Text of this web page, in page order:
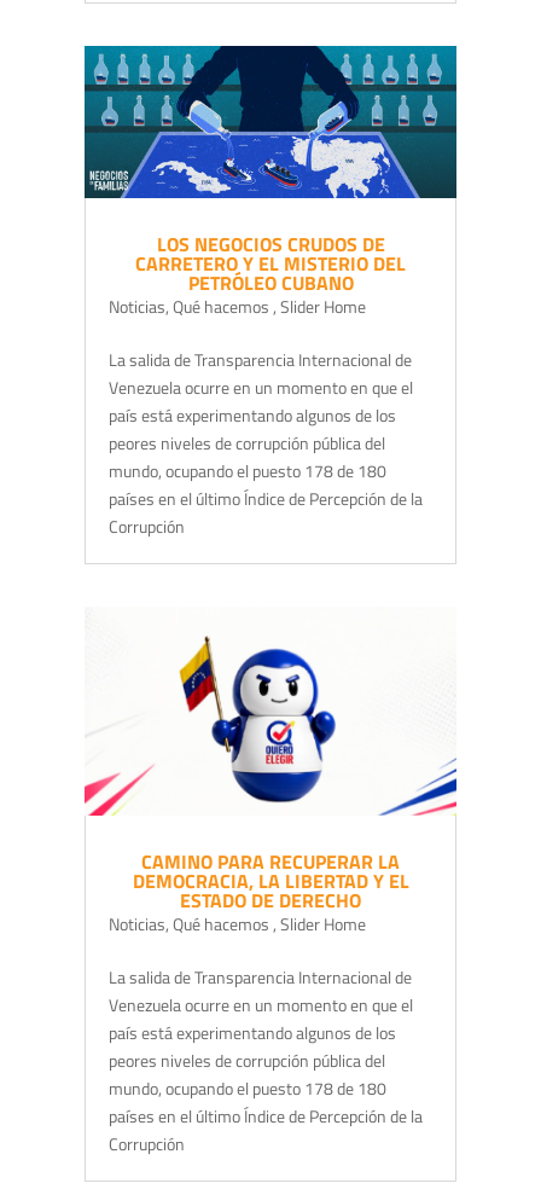
LOS NEGOCIOS CRUDOS DE
CARRETERO Y EL MISTERIO DEL
PETRÓLEO CUBANO
Noticias,Qué hacemos ,Slider Home
La salida de Transparencia Internacional de
Venezuela ocurre en un momento en que el
país está experimentando algunos de los
peores niveles de corrupción pública del
mundo, ocupando el puesto 178 de 180
países en el último Índice de Percepción de la
Corrupción
CAMINO PARA RECUPERAR LA
DEMOCRACIA, LA LIBERTAD Y EL
ESTADO DE DERECHO
Noticias,Qué hacemos,Slider Home
La salida de Transparencia Internacional de
Venezuela ocurre en un momento en que el
país está experimentando algunos de los
peores niveles de corrupción pública del
mundo, ocupando el puesto 178 de 180
países en el último Índice de Percepción de la
Corrupción